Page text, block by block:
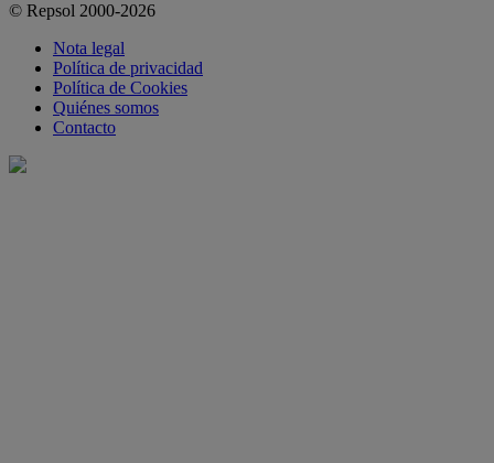
© Repsol 2000-2026
Nota legal
Política de privacidad
Política de Cookies
Quiénes somos
Contacto